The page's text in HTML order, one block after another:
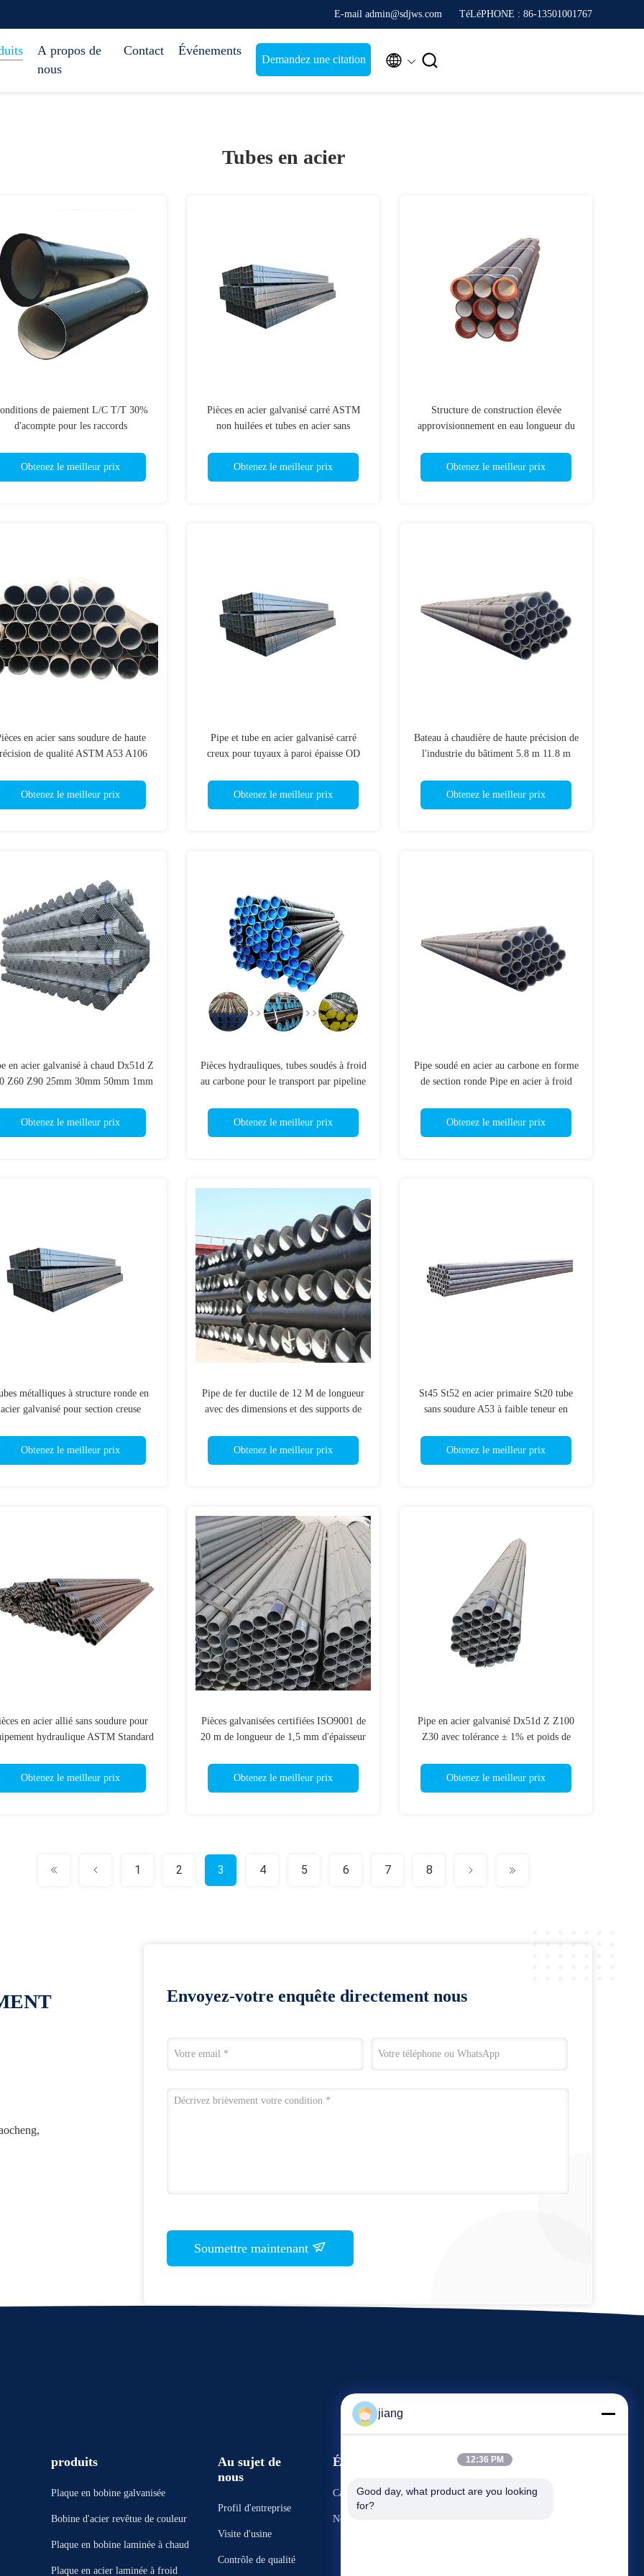
E-mail admin@sdjws.com TéLéPHONE : 86-13501001767
A propos de
nous
Contact Événements
Demandez une citation  
Tubes en acier
de paiement L/C T/T 30%
d'acompte pour les raccords
Obtenez le meilleur prix
Pièces en acier galvanisé carré ASTM
non huilées et tubes en acier sans
Obtenez le meilleur prix
Structure de construction élevée
approvisionnement en eau longueur du
Obtenez le meilleur prix
en acier sans soudure de haute
de qualité ASTM A53 A106
Obtenez le meilleur prix
Pipe et tube en acier galvanisé carré
creux pour tuyaux à paroi épaisse OD
Obtenez le meilleur prix
Bateau à chaudière de haute précision de
l'industrie du bâtiment 5.8 m 11.8 m
Obtenez le meilleur prix
en acier galvanisé à chaud Dx51d Z
Z60 Z90 25mm 30mm 50mm 1mm
Obtenez le meilleur prix
Pièces hydrauliques, tubes soudés à froid
au carbone pour le transport par pipeline
Obtenez le meilleur prix
Pipe soudé en acier au carbone en forme
de section ronde Pipe en acier à froid
Obtenez le meilleur prix
métalliques à structure ronde en
acier galvanisé pour section creuse
Obtenez le meilleur prix
Pipe de fer ductile de 12 M de longueur
avec des dimensions et des supports de
Obtenez le meilleur prix
St45 St52 en acier primaire St20 tube
sans soudure A53 à faible teneur en
Obtenez le meilleur prix
en acier allié sans soudure pour
hydraulique ASTM Standard
Obtenez le meilleur prix
Pièces galvanisées certifiées ISO9001 de
20 m de longueur de 1,5 mm d'épaisseur
Obtenez le meilleur prix
Pipe en acier galvanisé Dx51d Z Z100
Z30 avec tolérance ± 1% et poids de
Obtenez le meilleur prix
1 2 3 4 5 6 7 8
Envoyez-votre enquête directement nous
Soumettre maintenant
produits
Plaque en bobine galvanisée
Bobine d'acier revêtue de couleur
Plaque en bobine laminée à chaud
Plaque en acier laminée à froid
Au sujet de
nous
Profil d'entreprise
Visite d'usine
Contrôle de qualité
Événements
Cas
Nouvelles
jiang
12:36 PM
Good day, what product are you looking
for?